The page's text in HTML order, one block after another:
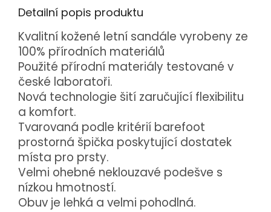
Detailní popis produktu
Kvalitní kožené letní sandále vyrobeny ze
100% přírodních materiálů
Použité přírodní materiály testované v
české laboratoři.
Nová technologie šití zaručující flexibilitu
a komfort.
Tvarovaná podle kritérií barefoot
prostorná špička poskytující dostatek
místa pro prsty.
Velmi ohebné neklouzavé podešve s
nízkou hmotností.
Obuv je lehká a velmi pohodlná.